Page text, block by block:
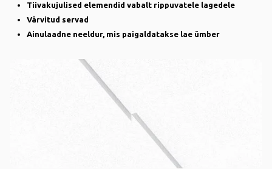
Tiivakujulised elemendid vabalt rippuvatele lagedele
Värvitud servad
Ainulaadne neeldur, mis paigaldatakse lae ümber